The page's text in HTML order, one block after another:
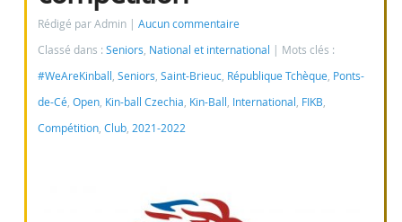
Rédigé par Admin
Aucun commentaire
Classé dans : Seniors National et international
Mots clés :
#WeAreKinball Seniors Saint-Brieuc République Tchèque Ponts-
de-Cé Open Kin-ball Czechia Kin-Ball International FIKB
Compétition Club 2021-2022